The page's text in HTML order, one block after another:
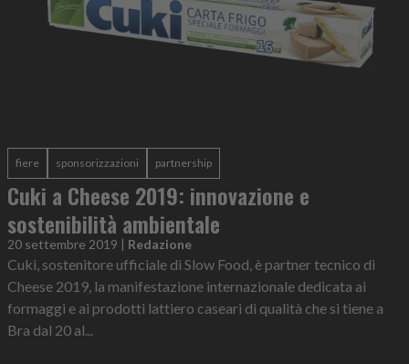
fiere sponsorizzazioni partnership
Cuki a Cheese 2019: innovazione e
sostenibilità ambientale
20 settembre 2019 | Redazione
Cuki, sostenitore ufficiale di Slow Food, è partner tecnico di
Cheese 2019, la manifestazione internazionale dedicata ai
formaggi e ai prodotti lattiero caseari di qualità che si tiene a
Bra dal 20 al...